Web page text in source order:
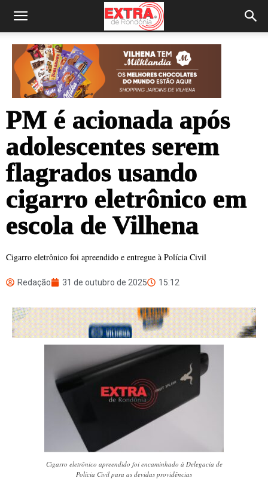
PM é acionada após
adolescentes serem
flagrados usando
cigarro eletrônico em
escola de Vilhena
Cigarro eletrônico foi apreendido e entregue à Polícia Civil
Redação 31 de outubro de 2025 15:12
Cigarro eletrônico apreendido foi encaminhado à Delegacia de
Polícia Civil para as devidas providências